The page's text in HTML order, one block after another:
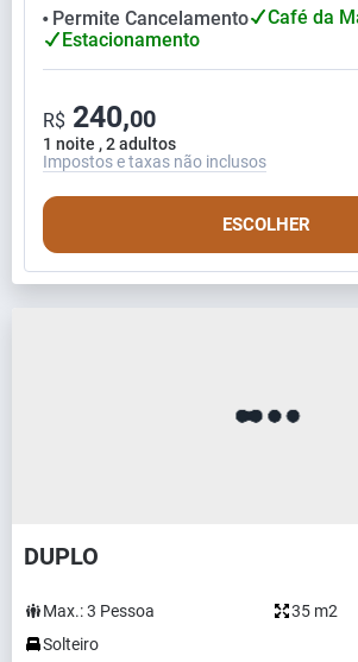
⬤ Permite Cancelamento
Café da
Estacionamento
1 noite , 2 adultos
R$ 240,00
Impostos e taxas não inclusos
ESCOLHER
DUPLO
Max.:3 Pessoa
35 m2
Solteiro